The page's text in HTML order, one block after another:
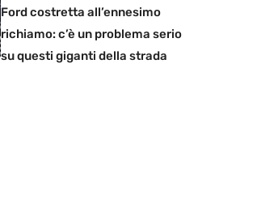
Ford costretta all’ennesimo
richiamo: c’è un problema serio
su questi giganti della strada